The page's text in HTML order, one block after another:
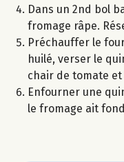
Dans un 2nd bol
fromage râpe.
Préchauffer le
huilé, verser le
chair de tomate
Enfourner une
le fromage ait